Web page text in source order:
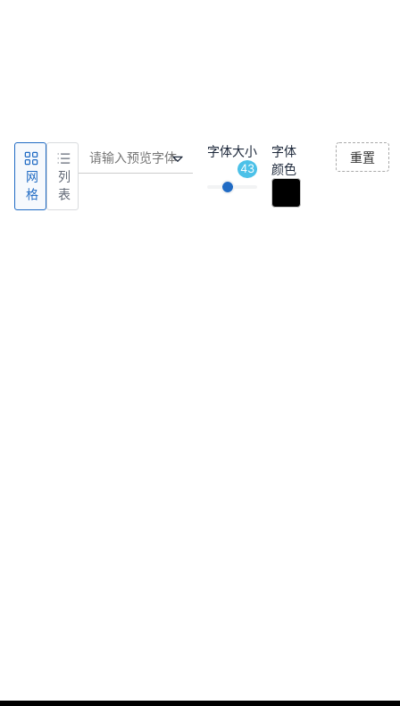
网
格
列
表
字体大小
43
字体
颜色
重置